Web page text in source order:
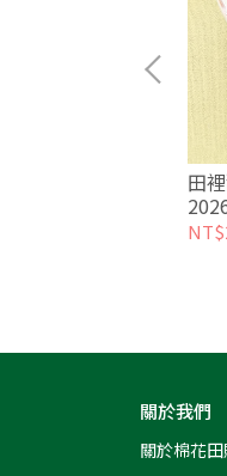
田
關於我們
關於棉花